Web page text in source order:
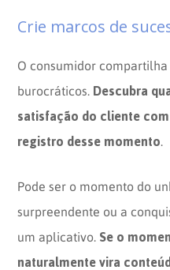
Crie marcos de
O consumidor compartilha
burocráticos. Descubra
satisfação do cliente
registro desse momento
Pode ser o momento do
surpreendente ou a
um aplicativo. Se o
naturalmente vira